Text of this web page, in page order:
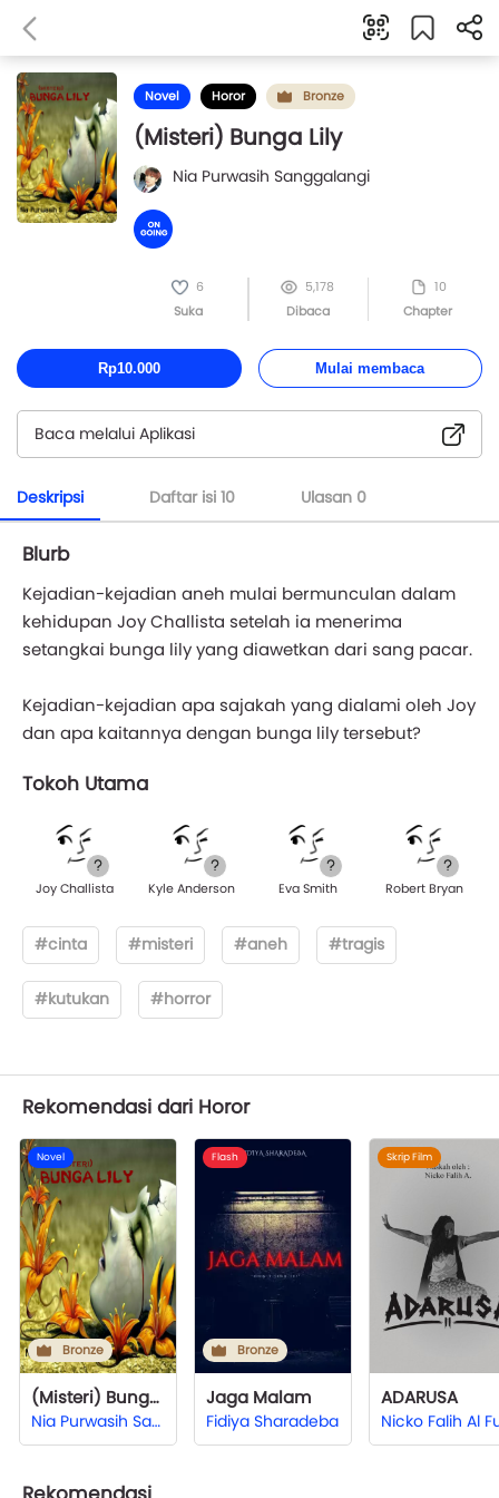
Novel Horor Bronze
(Misteri) Bunga Lily
Nia Purwasih Sanggalangi
6
Suka
5,178
Dibaca
10
Chapter
Rp10.000 Mulai membaca
Baca melalui Aplikasi
Deskripsi Daftar isi 10 Ulasan 0
Blurb
Kejadian-kejadian aneh mulai bermunculan dalam
kehidupan Joy Challista setelah ia menerima
setangkai bunga lily yang diawetkan dari sang pacar.
Kejadian-kejadian apa sajakah yang dialami oleh Joy
dan apa kaitannya dengan bunga lily tersebut?
Tokoh Utama
Joy Challista Kyle Anderson Eva Smith Robert Bryan
#cinta #misteri #aneh #tragis
#kutukan #horror
Rekomendasi dari Horor
Novel
Bronze
(Misteri) Bunga Lily
Nia Purwasih Sanggalangi
Flash
Bronze
Jaga Malam
Fidiya Sharadeba
Skrip Film
ADARUSA